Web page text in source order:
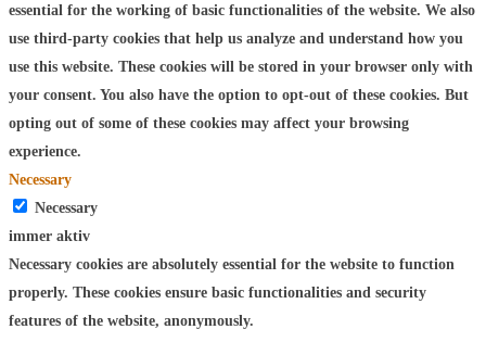
essential for the working of basic functionalities of the website. We also
use third-party cookies that help us analyze and understand how you
use this website. These cookies will be stored in your browser only with
your consent. You also have the option to opt-out of these cookies. But
opting out of some of these cookies may affect your browsing
experience.
Necessary
Necessary
immer aktiv
Necessary cookies are absolutely essential for the website to function
properly. These cookies ensure basic functionalities and security
features of the website, anonymously.